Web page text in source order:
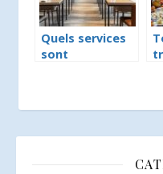
Quels services
sont
séminaire ?